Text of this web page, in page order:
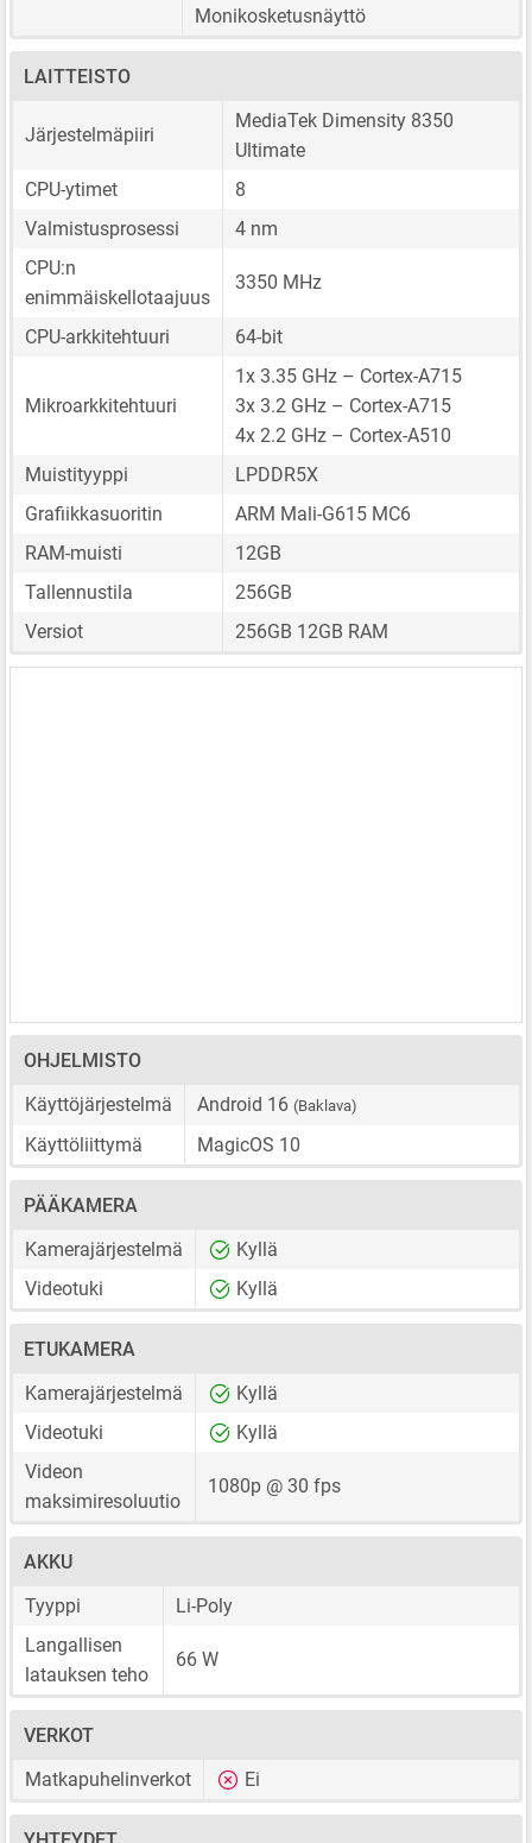
Monikosketusnäyttö
LAITTEISTO
Järjestelmäpiiri
MediaTek Dimensity 8350
Ultimate
CPU-ytimet
8
Valmistusprosessi
4 nm
CPU:n
enimmäiskellotaajuus
3350 MHz
CPU-arkkitehtuuri 64-bit
Mikroarkkitehtuuri
1x 3.35 GHz – Cortex-A715
3x 3.2 GHz – Cortex-A715
4x 2.2 GHz – Cortex-A510
Muistityyppi
LPDDR5X
Grafiikkasuoritin
ARM Mali-G615 MC6
RAM-muisti
12GB
Tallennustila
256GB
Versiot
256GB 12GB RAM
OHJELMISTO
Käyttöjärjestelmä
Android 16 (Baklava)
Käyttöliittymä MagicOS 10
PÄÄKAMERA
Kamerajärjestelmä
Kyllä
Videotuki
Kyllä
ETUKAMERA
Kamerajärjestelmä
Kyllä
Videotuki
Kyllä
Videon
maksimiresoluutio
1080p @ 30 fps
AKKU
Tyyppi
Li-Poly
Langallisen
latauksen teho
66 W
VERKOT
Matkapuhelinverkot
Ei